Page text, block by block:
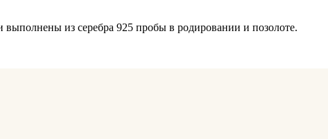
из серебра 925 пробы в родировании и позолоте.